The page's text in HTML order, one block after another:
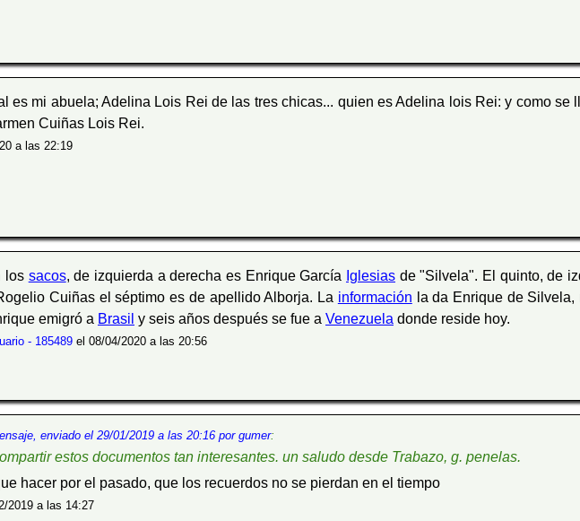
es mi abuela; Adelina Lois Rei de las tres chicas... quien es Adelina lois Rei: y como
Cuiñas Lois Rei.
a las 22:19
los sacos, de izquierda a derecha es Enrique García Iglesias de "Silvela". El quinto, de
Cuiñas el séptimo es de apellido Alborja. La información la da Enrique de
emigró a Brasil y seis años después se fue a Venezuela donde reside hoy.
- 185489 el 08/04/2020 a las 20:56
enviado el 29/01/2019 a las 20:16 por gumer:
estos documentos tan interesantes. un saludo desde Trabazo, g. penelas.
hacer por el pasado, que los recuerdos no se pierdan en el tiempo
2019 a las 14:27